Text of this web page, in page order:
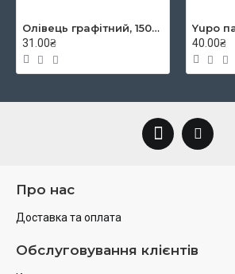
Олівець графітний, 1500, 2B, KOH-I-NOOR
31.00₴
40.00₴
Про нас
Доставка та оплата
Обслуговування клієнтів